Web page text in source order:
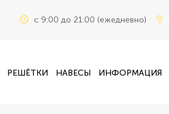
c 9:00 до 21:00 (ежедневно)
РЕШЁТКИ НАВЕСЫ ИНФОРМАЦИЯ